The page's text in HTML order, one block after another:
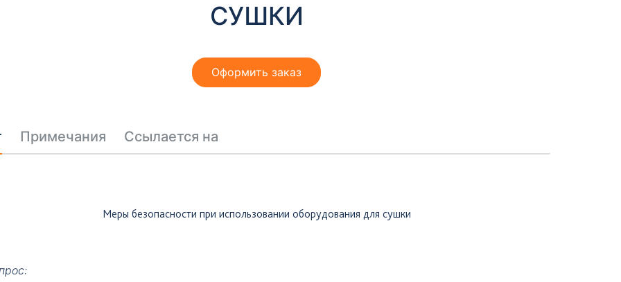
СУШКИ
Оформить заказ
Примечания Ссылается на
Меры безопасности при использовании оборудования для сушки